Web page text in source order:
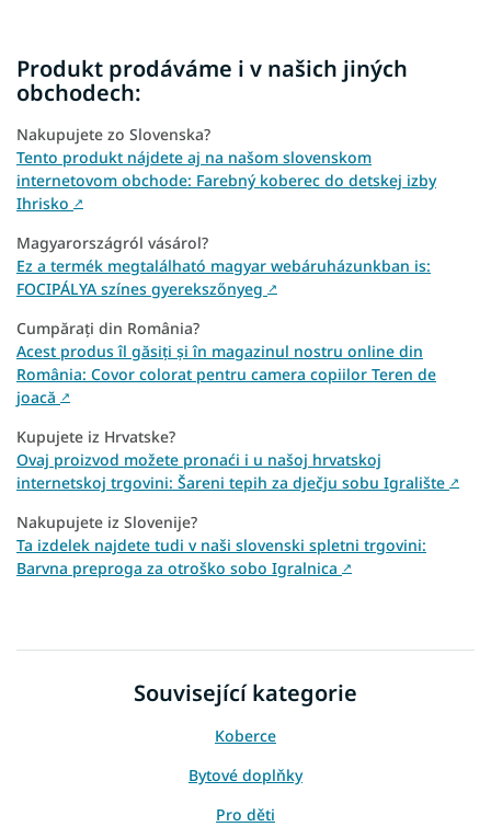
Produkt prodáváme i v našich jiných
obchodech:
Nakupujete zo Slovenska?
Tento produkt nájdete aj na našom slovenskom
internetovom obchode: Farebný koberec do detskej izby
Ihrisko ↗
Magyarországról vásárol?
Ez a termék megtalálható magyar webáruházunkban is:
FOCIPÁLYA színes gyerekszőnyeg ↗
Cumpărați din România?
Acest produs îl găsiți și în magazinul nostru online din
România: Covor colorat pentru camera copiilor Teren de
joacă ↗
Kupujete iz Hrvatske?
Ovaj proizvod možete pronaći i u našoj hrvatskoj
internetskoj trgovini: Šareni tepih za dječju sobu Igralište ↗
Nakupujete iz Slovenije?
Ta izdelek najdete tudi v naši slovenski spletni trgovini:
Barvna preproga za otroško sobo Igralnica ↗
Související kategorie
Koberce
Bytové doplňky
Pro děti